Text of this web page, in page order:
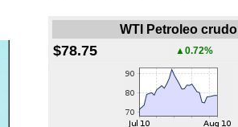
WTI Petroleo crudo
$78.75 ▲0.72%